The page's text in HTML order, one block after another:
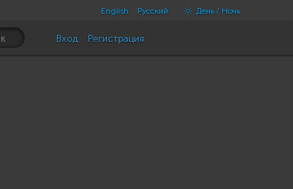
English Русский День / Ночь
Вход Регистрация